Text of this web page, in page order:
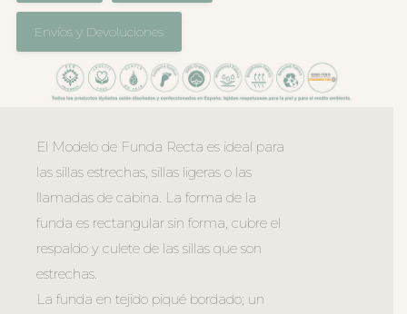
Envíos y Devoluciones
El Modelo de Funda Recta es ideal para
las sillas estrechas, sillas ligeras o las
llamadas de cabina. La forma de la
funda es rectangular sin forma, cubre el
respaldo y culete de las sillas que son
estrechas.
La funda en tejido piqué bordado; un